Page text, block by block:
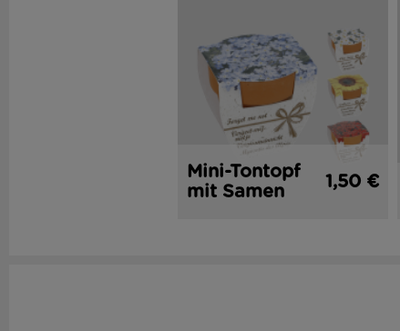
Mini-Tontopf
mit Samen
1,50 €